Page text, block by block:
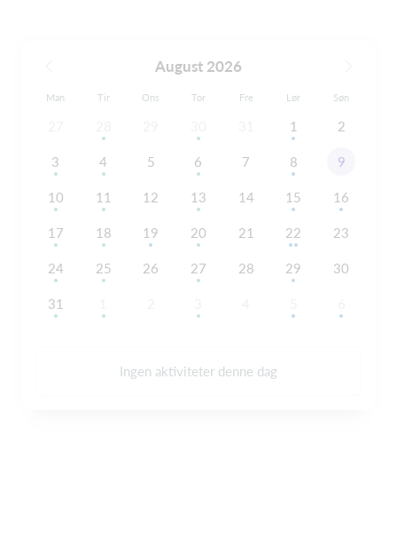
August 2026
Man Tir Ons Tor Fre Lør Søn
1 2
3 4 5 6 7 8 9
10 11 12 13 14 15 16
17 18 19 20 21 22 23
24 25 26 27 28 29 30
31
Ingen aktiviteter denne dag